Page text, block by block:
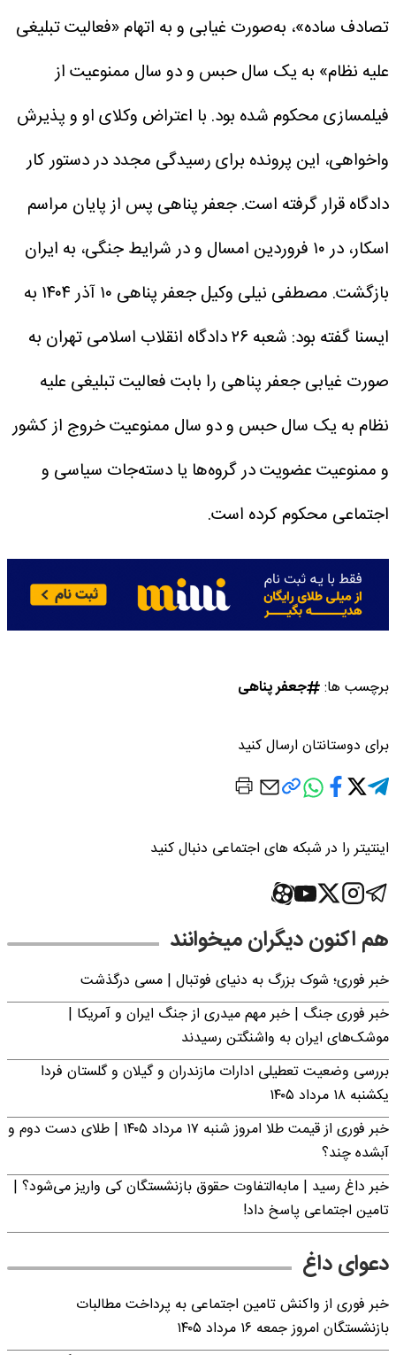
تصادف ساده»، به‌صورت غیابی و به اتهام «فعالیت تبلیغی
علیه نظام» به یک سال حبس و دو سال ممنوعیت از
فیلمسازی محکوم شده بود. با اعتراض وکلای او و پذیرش
واخواهی، این پرونده برای رسیدگی مجدد در دستور کار
دادگاه قرار گرفته است.جعفر پناهی پس از پایان مراسم
اسکار، در ۱۰ فروردین امسال و در شرایط جنگی، به ایران
بازگشت.
مصطفی نیلی وکیل جعفر پناهی ۱۰ آذر ۱۴۰۴ به
ایسنا گفته بود: ‌شعبه ٢۶ دادگاه انقلاب اسلامی تهران به
صورت غیابی جعفر پناهی را بابت فعالیت تبلیغی علیه
نظام به یک سال حبس و دو سال ممنوعیت خروج از کشور
و ممنوعیت عضویت در گروه‌ها یا دسته‌جات سیاسی و
اجتماعی محکوم کرده است.
برچسب ها: جعفر پناهی
برای دوستانتان ارسال کنید
اینتیتر را در شبکه های اجتماعی دنبال کنید
هم اکنون دیگران میخوانند
خبر فوری؛‌ شوک بزرگ به دنیای فوتبال | مسی درگذشت
خبر فوری جنگ | خبر مهم میدری از جنگ ایران و آمریکا |
موشک‌های ایران به واشنگتن رسیدند
بررسی وضعیت تعطیلی ادارات مازندران و گیلان و گلستان فردا
یکشنبه ۱۸ مرداد ۱۴۰۵
خبر فوری از قیمت طلا امروز شنبه ۱۷ مرداد ۱۴۰۵ | طلای دست دوم و
آبشده چند؟
خبر داغ رسید | مابه‌التفاوت حقوق بازنشستگان کی واریز می‌شود؟ |
تامین اجتماعی پاسخ داد!
دعوای داغ
خبر فوری از واکنش تامین اجتماعی به پرداخت مطالبات
بازنشستگان امروز جمعه ۱۶ مرداد ۱۴۰۵